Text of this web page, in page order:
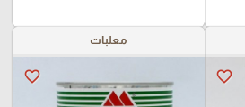
favorite_border
معلبات
favorite_border